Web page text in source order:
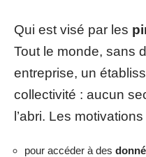
Qui est visé par les
Tout le monde, sans
entreprise, un
collectivité : aucun
l’abri. Les
pour accéder à des